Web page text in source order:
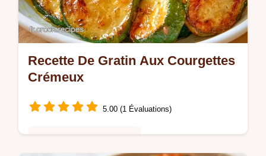
Recette De Gratin Aux Courgettes
Crémeux
5.00 (1 Évaluations)